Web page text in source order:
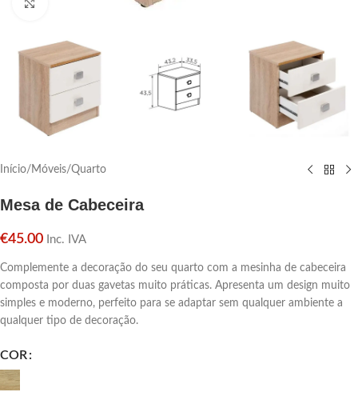
Click para aumentar
Início/ Móveis/Quarto
Mesa de Cabeceira
€45.00 Inc. IVA
Complemente a decoração do seu quarto com a mesinha de cabeceira
composta por duas gavetas muito práticas. Apresenta um design muito
simples e moderno, perfeito para se adaptar sem qualquer ambiente a
qualquer tipo de decoração.
COR